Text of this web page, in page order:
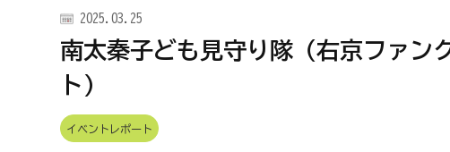
2025.03.25
南太秦子ども見守り隊（右京ファン
ト）
イベントレポート